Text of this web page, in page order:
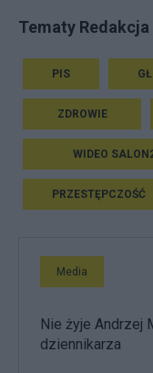
Tematy Redakcja
PIS
ZDROWIE
WIDEO
PRZESTĘPCZOŚĆ
Media
Nie żyje Andrzej
dziennikarza